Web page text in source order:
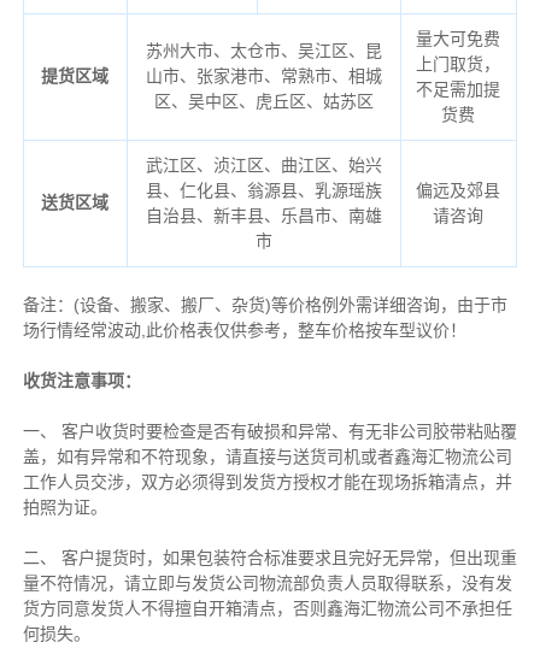
提货区域
苏州大市、太仓市、吴江区、昆
山市、张家港市、常熟市、相城
区、吴中区、虎丘区、姑苏区
量大可免费
上门取货，
不足需加提
货费
送货区域
武江区、浈江区、曲江区、始兴
县、仁化县、翁源县、乳源瑶族
自治县、新丰县、乐昌市、南雄
市
偏远及郊县
请咨询
备注： (设备、搬家、搬厂、杂货)等价格例外需详细咨询，由于市
场行情经常波动,此价格表仅供参考，整车价格按车型议价！
收货注意事项：
一、 客户收货时要检查是否有破损和异常、有无非公司胶带粘贴覆
盖，如有异常和不符现象，请直接与送货司机或者鑫海汇物流公司
工作人员交涉，双方必须得到发货方授权才能在现场拆箱清点，并
拍照为证。
二、 客户提货时，如果包装符合标准要求且完好无异常，但出现重
量不符情况，请立即与发货公司物流部负责人员取得联系，没有发
货方同意发货人不得擅自开箱清点，否则鑫海汇物流公司不承担任
何损失。